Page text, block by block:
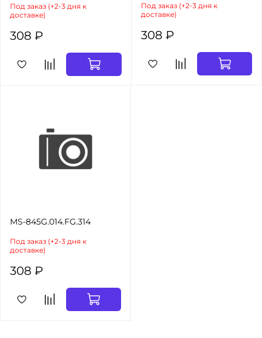
Под заказ (+2-3 дня к
доставке)
308 ₽
Под заказ (+2-3 дня к
доставке)
308 ₽
MS-845G.014.FG.314
Под заказ (+2-3 дня к
доставке)
308 ₽